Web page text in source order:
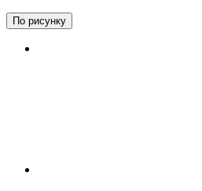
По рисунку